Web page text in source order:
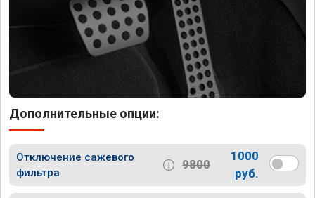
Дополнительные опции:
Отключение сажевого
фильтра
9800
1000
руб.